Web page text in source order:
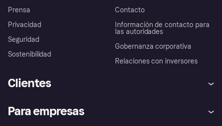
Prensa
Privacidad
Seguridad
Sostenibilidad
Contacto
Información de contacto para
las autoridades
Gobernanza corporativa
Relaciones con inversores
Clientes
Inicio de sesión
Para empresas